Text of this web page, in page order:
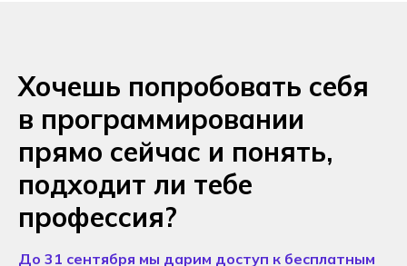
Хочешь попробовать себя
в программировании
прямо сейчас и понять,
подходит ли тебе
профессия?
До 31 сентября мы дарим доступ к бесплатным